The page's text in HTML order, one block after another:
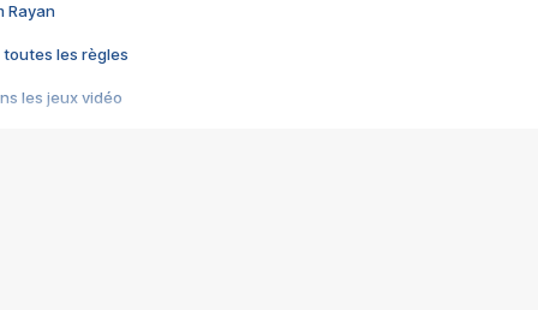
Rayan
toutes les règles
les jeux vidéo